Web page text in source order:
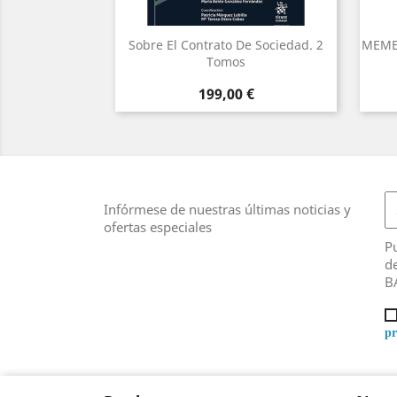
Sobre El Contrato De Sociedad. 2
Tomos
Precio
199,00 €
Infórmese de nuestras últimas noticias y
ofertas especiales